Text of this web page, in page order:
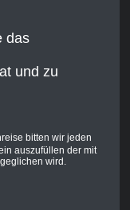
das
zu
bitten wir jeden
der mit
wird.